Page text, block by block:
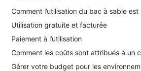
Comment l’utilisation du bac à sable est
Utilisation gratuite et facturée
Paiement à l’utilisation
Comment les coûts sont attribués à un
Gérer votre budget pour les